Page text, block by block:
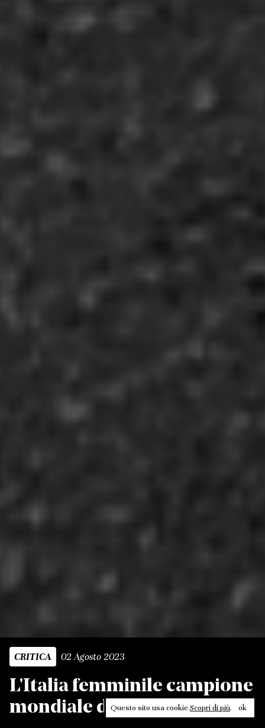
CRITICA 02 Agosto 2023
L'Italia femminile campione
mondiale di TikTok
Questo sito usa cookie.Scopri di più. ok